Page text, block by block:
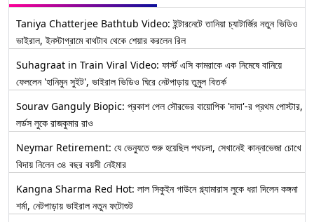
Taniya Chatterjee Bathtub Video: ইন্টারনেটে তানিয়া চ্যাটার্জির নতুন ভিডিও
ভাইরাল, ইনস্টাগ্রামে বাথটাব থেকে শেয়ার করলেন রিল
Suhagraat in Train Viral Video: ফার্স্ট এসি কামরাকে এক নিমেষে বানিয়ে
ফেললেন 'হানিমুন সুইট', ভাইরাল ভিডিও ঘিরে নেটপাড়ায় তুমুল বিতর্ক
Sourav Ganguly Biopic: প্রকাশ পেল সৌরভের বায়োপিক 'দাদা'-র প্রথম পোস্টার,
লর্ডস লুকে রাজকুমার রাও
Neymar Retirement: যে ভেন্যুতে শুরু হয়েছিল পথচলা, সেখানেই কান্নাভেজা চোখে
বিদায় নিলেন ৩৪ বছর বয়সী নেইমার
Kangna Sharma Red Hot: লাল সিকুইন গাউনে গ্ল্যামারাস লুকে ধরা দিলেন কঙ্গনা
শর্মা, নেটপাড়ায় ভাইরাল নতুন ফটোশুট